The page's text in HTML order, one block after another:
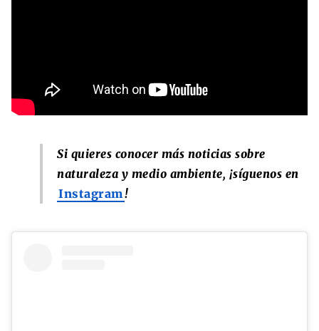
Si quieres conocer más noticias sobre
naturaleza y medio ambiente, ¡síguenos en
Instagram!